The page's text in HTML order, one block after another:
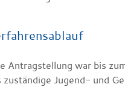
Antragstellung war bis
zuständige Jugend- und